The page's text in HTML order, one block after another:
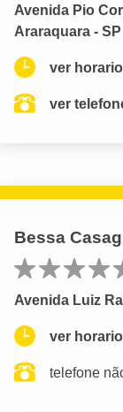
Avenida Pio
Araraquara - SP
ver
ver
Bessa
Avenida Luiz
ver
telefone